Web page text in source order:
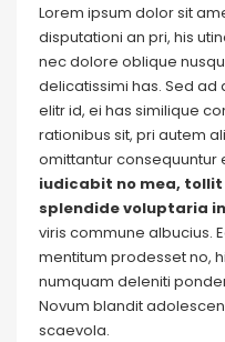
Lorem ipsum dolor sit
disputationi an pri, his
nec dolore oblique
delicatissimi has. Sed
elitr id, ei has similique
rationibus sit, pri autem
omittantur consequuntur
iudicabit no mea,
splendide voluptaria
viris commune albucius.
mentitum prodesset no,
numquam deleniti
Novum blandit
scaevola.